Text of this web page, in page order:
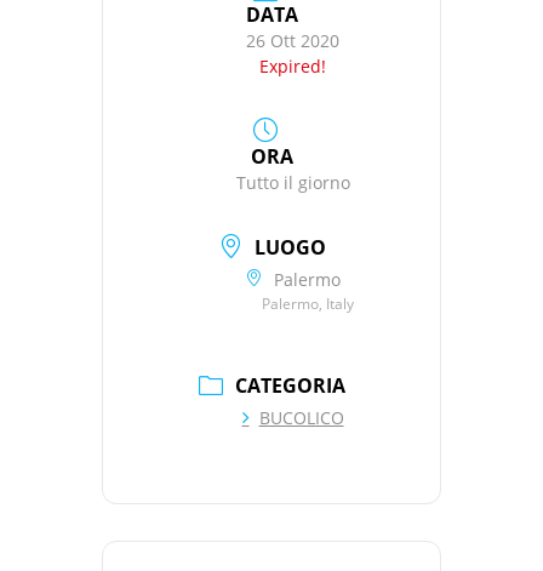
DATA
26 Ott 2020
Expired!
ORA
Tutto il giorno
LUOGO
Palermo
Palermo, Italy
CATEGORIA
BUCOLICO